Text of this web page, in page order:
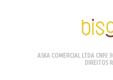
ASKA COMERCIAL LTDA
DIREITOS